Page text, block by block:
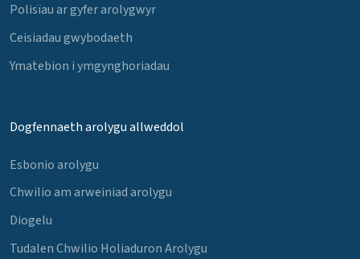
Polisïau ar gyfer arolygwyr
Ceisiadau gwybodaeth
Ymatebion i ymgynghoriadau
Dogfennaeth arolygu allweddol
Esbonio arolygu
Chwilio am arweiniad arolygu
Diogelu
Tudalen Chwilio Holiaduron Arolygu